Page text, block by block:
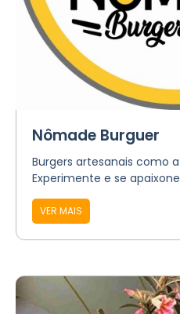
Nômade Burguer
Burgers artesanais como
Experimente e se
VER MAIS